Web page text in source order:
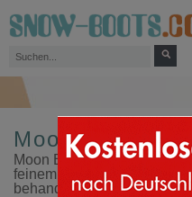
Moon Boot
Moon Boot Icon Tie Dye,
feinem Material, das mit
behandelt wurde